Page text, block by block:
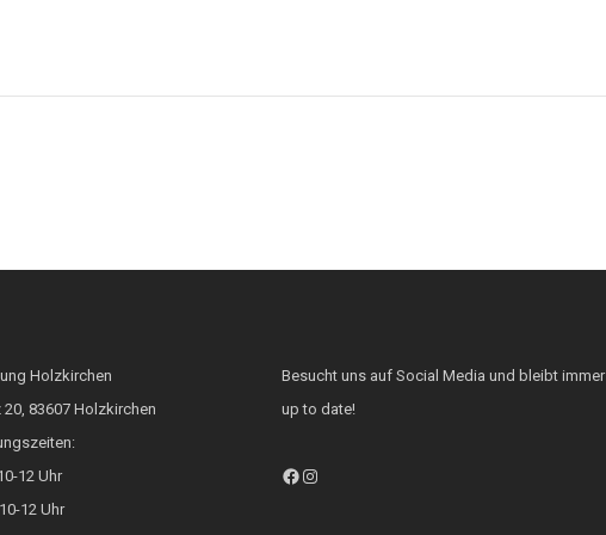
Holzkirchen
83607 Holzkirchen
12 Uhr
12 Uhr
Besucht uns auf Social Media und bleibt immer
up to date!
Facebook